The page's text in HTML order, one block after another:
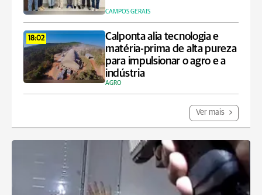
CAMPOS GERAIS
18:02
Calponta alia tecnologia e
matéria-prima de alta pureza
para impulsionar o agro e a
indústria
AGRO
Ver mais